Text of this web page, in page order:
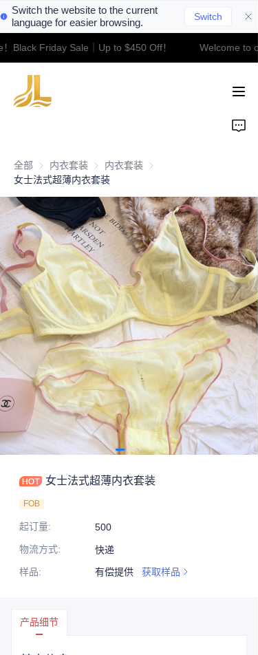
Switch the website to the current
language for easier browsing.
Switch
Black Friday Sale｜Up to $450 Off！
Welcome to
Welcome to our
全部 内衣套装 内衣套装
内衣套装 内衣套装
女士法式超薄内衣套装
女士法式超薄内衣套装
FOB
起订量:
500
物流方式:
快递
样品: 有偿提供 获取样品
产品细节
Home
Product
Contact
News